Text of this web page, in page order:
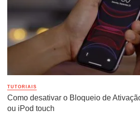
TUTORIAIS
Como desativar o Bloqueio de
ou iPod touch